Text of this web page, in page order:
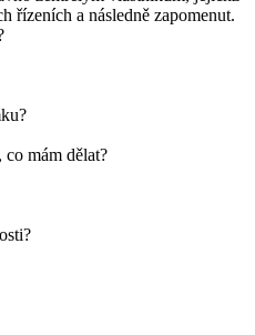
řízeních a následně zapomenut.
co mám dělat?